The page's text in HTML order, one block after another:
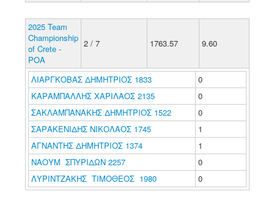
2025 Team
Championship
of Crete -
POA
2 / 7 1763.57 9.60
ΛΙΑΡΓΚΟΒΑΣ ΔΗΜΗΤΡΙΟΣ 1833
0
ΚΑΡΑΜΠΑΛΛΗΣ ΧΑΡΙΛΑΟΣ 2135
0
ΣΑΚΛΑΜΠΑΝΑΚΗΣ ΔΗΜΗΤΡΙΟΣ 1522
0
ΣΑΡΑΚΕΝΙΔΗΣ ΝΙΚΟΛΑΟΣ 1745
1
ΑΓΝΑΝΤΗΣ ΔΗΜΗΤΡΙΟΣ 1374
1
ΝΑΟΥΜ ΣΠΥΡΙΔΩΝ 2257
0
ΛΥΡΙΝΤΖΑΚΗΣ ΤΙΜΟΘΕΟΣ 1980
0